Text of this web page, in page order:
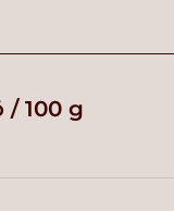
/ 100 g